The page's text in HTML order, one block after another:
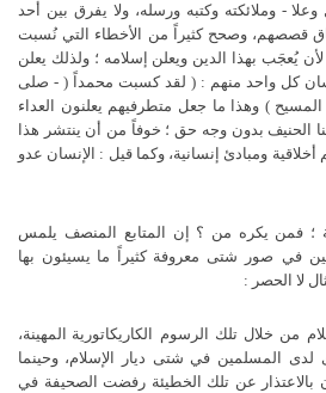
- وملائكته وكتبه ورسله، ولا يفرق بين أحد
قصصهم، وصحح كثيراً من الأخطاء التي نُسبت
يُعجَب بهذا الدين ويعلن إسلامه ؛ ولذلك يعلن
كل واحد منهم : ( لقد كسبت محمداً ( - صلى
) وهذا ما جعل متطرفيهم يعلنون العداء
الحنيف بدون وجه حق ؛ خوفاً من أن ينتشر هذا
أخلاقية ومبادئ إنسانية، وكما قيل : الإنسان عدو
؛ فمن يكره من ؟ إن المتابع المنصف يلمس
في صور شتى معروفة كثيراً ما يسيئون بها
لا الحصر :
المهينة،
المسلمين في شتى ديار الإسلام، وحينما
بالاعتذار عن تلك الخطيئة رفضت الصحيفة في